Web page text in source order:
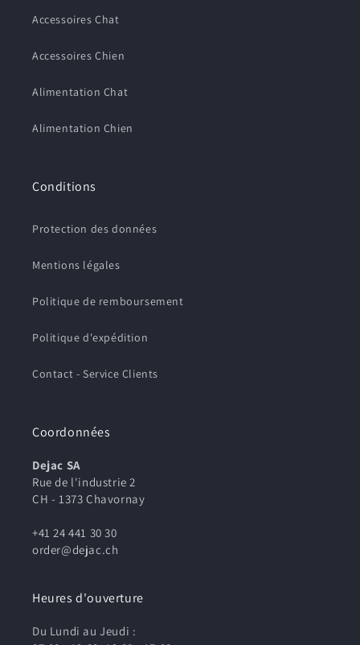
Accessoires Chat
Accessoires Chien
Alimentation Chat
Alimentation Chien
Conditions
Protection des données
Mentions légales
Politique de remboursement
Politique d'expédition
Contact - Service Clients
Coordonnées
Dejac SA
Rue de l'industrie 2
CH - 1373 Chavornay
+41 24 441 30 30
order@dejac.ch
Heures d'ouverture
Du Lundi au Jeudi :